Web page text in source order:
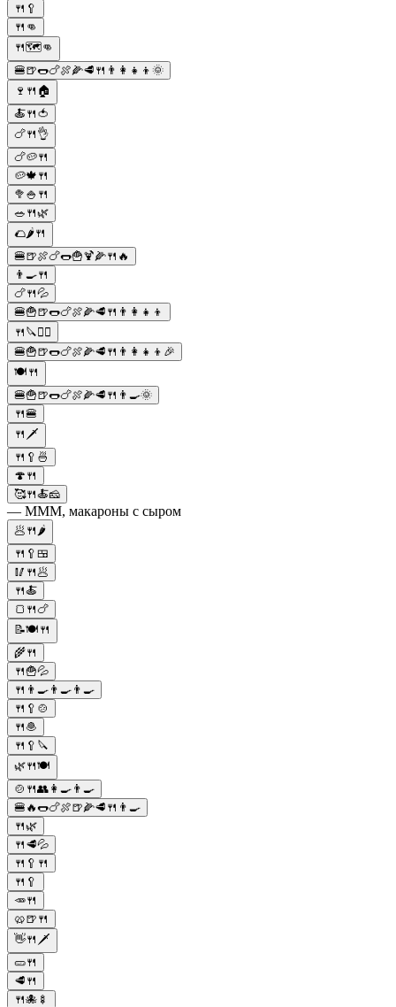
🍴🥄
🍴👊
🍴🗺👊
🍔🍺🌭🍗🍖🌽🥩🍴👨‍👩‍👧‍👦🌞
🍷🍴🏠
🍝🍴🍅
🍗🍴👌
🍗🥔🍴
🥔🍁🍴
🥦🍚🍴
🥗🍴🌿
🌮🌶️🍴
🍔🍺🍖🍗🌭🍟🍹🌽🍴🔥
👨‍🍳🍴
🍗🍴💦
🍔🍟🍺🌭🍗🍖🌽🥩🍴👨‍👩‍👧‍👦
🍴🔪🤼‍♂️
🍔🍟🍺🌭🍗🍖🌽🥩🍴👨‍👩‍👧‍👦🎉
🍽️🍴
🍔🍟🍺🌭🍗🍖🌽🥩🍴👨‍🍳🌞
🍴🍔
🍴🗡
🍴🥄🍜
🍄🍴
🥰🍴🍝🧀
— МММ, макароны с сыром
🥟🍴🌶️
🍴🥄🍱
🥢🍴🥟
🍴🍝
🍞🍴🍗
📝🍽️🍴
🌾🍴
🍴🍟💦
🍴👨‍🍳👨‍🍳👨‍🍳
🍴🥄🍲
🍴🧆
🍴🥄🔪
🌿🍴🍽️
🍲🍴👥👩‍🍳👨‍🍳
🍔🔥🌭🍗🍖🍺🌽🥩🍴👨‍🍳
🍴🌿
🍴🥩💦
🍴🥄🍴
🍴🥄
🥕🍴
🥨🍺🍴
👋🍴🗡
🥒🍴
🥩🍴
🍴🐙🍢